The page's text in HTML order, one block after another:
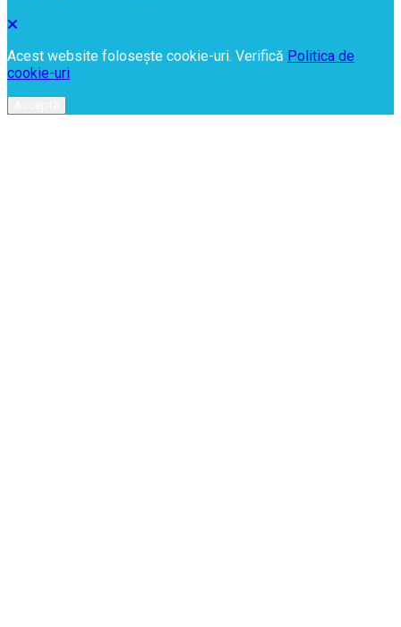
Acest website folosește cookie-uri. Verifică Politica de
cookie-uri